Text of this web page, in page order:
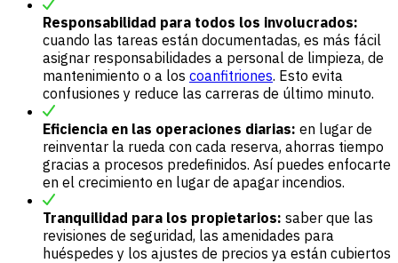
Responsabilidad para todos los involucrados:
cuando las tareas están documentadas, es más fácil
asignar responsabilidades a personal de limpieza, de
mantenimiento o a los coanfitriones. Esto evita
confusiones y reduce las carreras de último minuto.
Eficiencia en las operaciones diarias: en lugar de
reinventar la rueda con cada reserva, ahorras tiempo
gracias a procesos predefinidos. Así puedes enfocarte
en el crecimiento en lugar de apagar incendios.
Tranquilidad para los propietarios: saber que las
revisiones de seguridad, las amenidades para
huéspedes y los ajustes de precios ya están cubiertos